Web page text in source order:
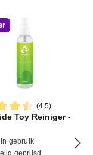
sterren
(4,5)
waardering van
Toy Reiniger -
gebruik
geprijsd